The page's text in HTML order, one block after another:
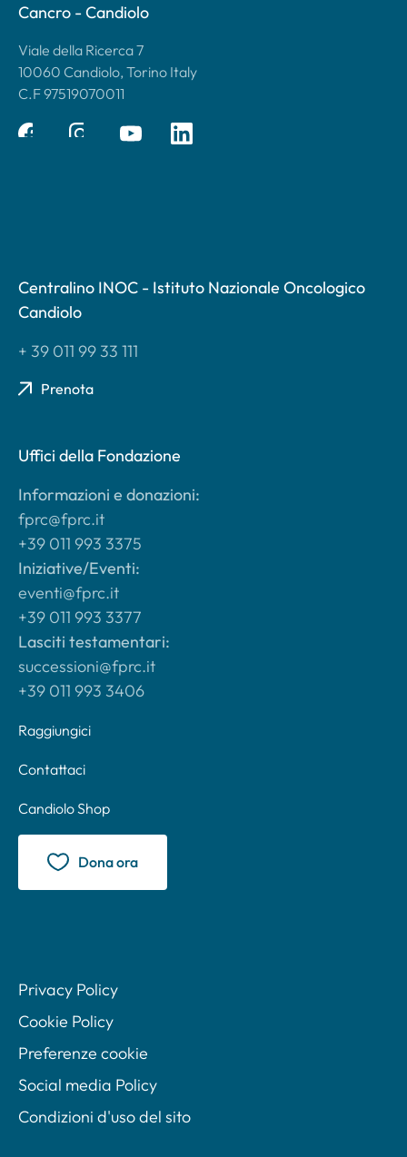
Cancro - Candiolo
Viale della Ricerca 7
10060 Candiolo, Torino Italy
C.F 97519070011
Centralino INOC - Istituto Nazionale Oncologico
Candiolo
+ 39 011 99 33 111
Prenota
Uffici della Fondazione
Informazioni e donazioni:
fprc@fprc.it
+39 011 993 3375
Iniziative/Eventi:
eventi@fprc.it
+39 011 993 3377
Lasciti testamentari:
successioni@fprc.it
+39 011 993 3406
Raggiungici
Contattaci
Candiolo Shop
Dona ora
Privacy Policy
Cookie Policy
Preferenze cookie
Social media Policy
Condizioni d'uso del sito